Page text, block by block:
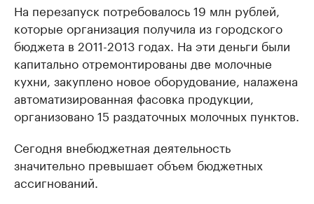
На перезапуск потребовалось 19 млн рублей,
которые организация получила из городского
бюджета в 2011-2013 годах. На эти деньги были
капитально отремонтированы две молочные
кухни, закуплено новое оборудование, налажена
автоматизированная фасовка продукции,
организовано 15 раздаточных молочных пунктов.
Сегодня внебюджетная деятельность
значительно превышает объем бюджетных
ассигнований.